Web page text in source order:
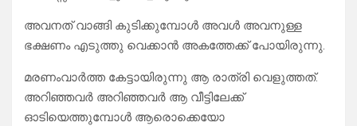
അവനത് വാങ്ങി കുടിക്കുമ്പോൾ അവൾ അവനുള്ള
ഭക്ഷണം എടുത്തു വെക്കാൻ അകത്തേക്ക് പോയിരുന്നു.
മരണംവാർത്ത കേട്ടായിരുന്നു ആ രാത്രി വെളുത്തത്.
അറിഞ്ഞവർ അറിഞ്ഞവർ ആ വീട്ടിലേക്ക്
ഓടിയെത്തുമ്പോൾ ആരൊക്കെയോ